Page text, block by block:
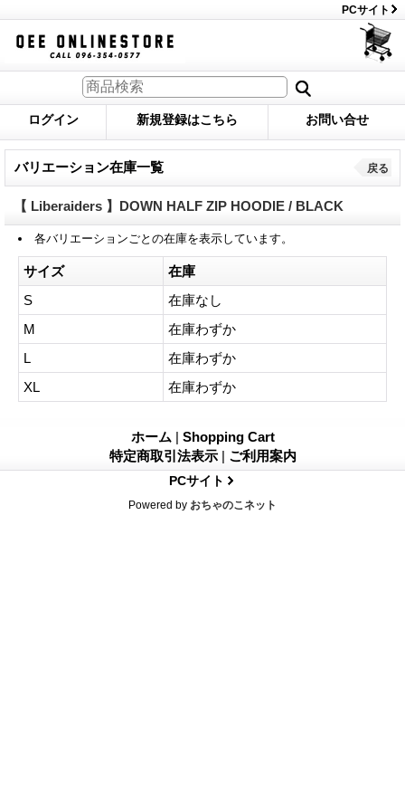
PCサイト
ログイン 新規登録はこちら お問い合せ
バリエーション在庫一覧 戻る
【 Liberaiders 】DOWN HALF ZIP HOODIE / BLACK
各バリエーションごとの在庫を表示しています。
サイズ
在庫
S
在庫なし
M
在庫わずか
L
在庫わずか
XL
在庫わずか
ホーム | Shopping Cart
特定商取引法表示 | ご利用案内
PCサイト
Powered by おちゃのこネット